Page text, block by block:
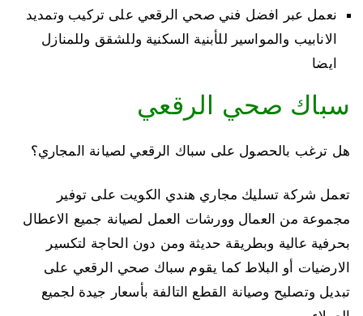
نعمل عبر افضل فني صحي الرقعي على تركيب وتمديد
الانابيب والمواسير للأبنية السكنية وللشقق وللمنازل
ايضا
سباك صحي الرقعي
هل ترغب بالحصول على سباك الرقعي لصيانة المجاري؟
تعمل شركة تسليك مجاري هندي الكويت على توفير
مجموعة من العمال وورشات العمل لصيانة جميع الاعطال
بحرفية عالية وبطريقة حديثة ومن دون الحاجة لتكسير
الارضيات أو البلاط كما يقوم سباك صحي الرقعي على
تبديل وتصليح وصيانة القطع التالفة بأسعار جيدة لجميع